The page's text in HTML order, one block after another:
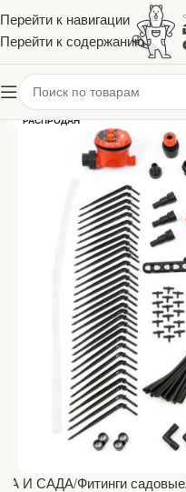
Перейти к навигации
Перейти к содержанию
РАСПРОДАН
И САДА Фитинги садовые